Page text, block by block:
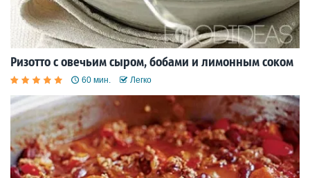
Ризотто с овечьим сыром, бобами и лимонным соком
60 мин. Легко